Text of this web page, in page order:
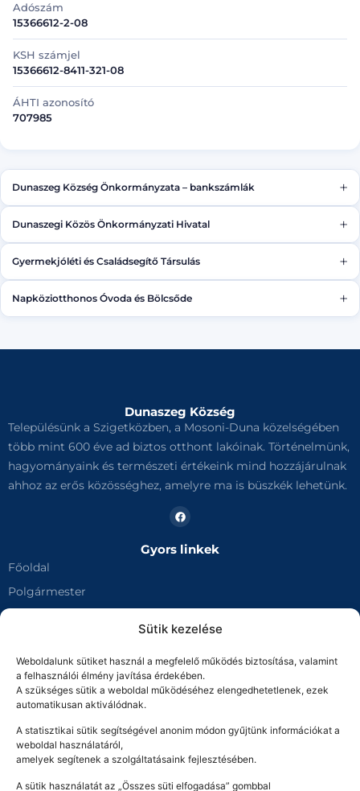
Sütik kezelése
Weboldalunk sütiket használ a megfelelő működés biztosítása, valamint
a felhasználói élmény javítása érdekében.
A szükséges sütik a weboldal működéséhez elengedhetetlenek, ezek
automatikusan aktiválódnak.
A statisztikai sütik segítségével anonim módon gyűjtünk információkat a
weboldal használatáról,
amelyek segítenek a szolgáltatásaink fejlesztésében.
A sütik használatát az „Összes süti elfogadása” gombbal
Adószám
15366612-2-08
KSH számjel
15366612-8411-321-08
ÁHTI azonosító
707985
Dunaszeg Község Önkormányzata – bankszámlák +
Költségvetési
11737007-15366612-00000000
Bírság beszedési
11737007-15366612-02440000
Idegen bevételek
Iparűzési adó
Kommunális adó
11737007-15366612-03920000
Telekadó
Idegenforgalmi adó
11737007-15366612-03090000
Dunaszegi Közös Önkormányzati Hivatal +
Bankszámlaszám
11737007-15810977-00000000
Gyermekjóléti és Családsegítő Társulás +
Bankszámlaszám
11737007-15824767-00000000
Napköziotthonos Óvoda és Bölcsőde +
Dunaszeg Község
Településünk a Szigetközben, a Mosoni-Duna közelségében
több mint 600 éve ad biztos otthont lakóinak. Történelmünk,
hagyományaink és természeti értékeink mind hozzájárulnak
ahhoz az erős közösséghez, amelyre ma is büszkék lehetünk.
Gyors linkek
Főoldal
Polgármester
Ügyfélfogadás
Projektek
Akadálymentességi nyilatkozat
Közadatkereső